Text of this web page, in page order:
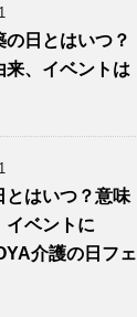
の日とはいつ？
来、イベントは
とはいつ？意味
イベントに
介護の日フェ